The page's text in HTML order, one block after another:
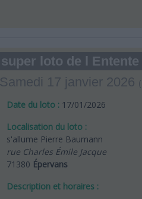
super loto de l
Samedi 17 janvier 2026
Date du loto : 17/01/2026
Localisation du loto :
s'allume Pierre Baumann
rue Charles Émile Jacque
71380 Épervans
Description et horaires :